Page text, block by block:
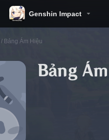
Genshin Impact
/ Bảng Ám Hiệu
Bảng